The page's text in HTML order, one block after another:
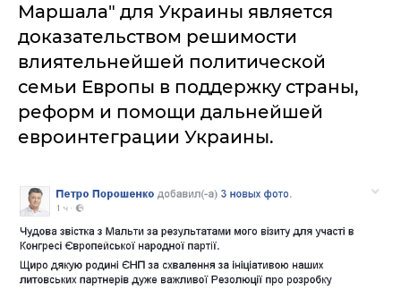
Маршала" для Украины является
доказательством решимости
влиятельнейшей политической
семьи Европы в поддержку страны,
реформ и помощи дальнейшей
евроинтеграции Украины.